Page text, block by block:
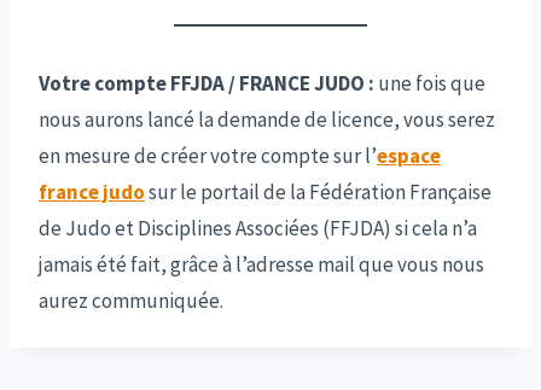
Votre compte FFJDA / FRANCE JUDO : une fois que
nous aurons lancé la demande de licence, vous serez
en mesure de créer votre compte sur l’espace
france judosur le portail de la Fédération Française
de Judo et Disciplines Associées (FFJDA) si cela n’a
jamais été fait, grâce à l’adresse mail que vous nous
aurez communiquée.